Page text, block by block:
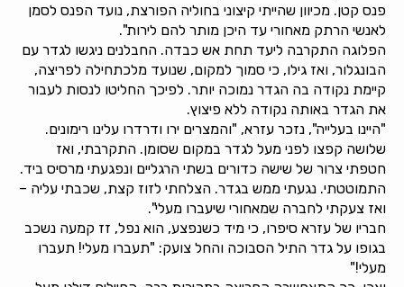
פנס קטן. מכיוון שהייתי קיצוני בחוליה הפורצת, נועד הפנס לסמן
לאנשי הרתק מאחורי עד היכן מותר להם לירות".
הפלוגה התקרבה ליעד תחת אש כבדה. החבלנים ניגשו לגדר עם
הבונגלור, ואז גילו, כי סמוך למקום, שנועד מלכתחילה לפריצה,
קיימת נקודה בה הגדר נמוכה יותר. לפיכך החליטו לנסות לעבור
את הגדר באותה נקודה ללא פיצוץ.
"היינו בעלייה", נזכר עזרא, "והמצרים ירו ודרדרו עלינו רימונים.
שלושה קפצו לפני מעל לגדר במקום שסומן. התקרבתי, ואז
חטפתי צרור של שישה כדורים בשתי הרגליים ונפגעתי מרסיס ביד.
התמוטטתי. נגעתי ממש בגדר. הצלחתי לזוז קצת, שכבתי עליה –
ואז צעקתי לחברה שמאחורי שיעברו מעלי".
חבריו של עזרא סיפרו, כי מיד כשנפצע, הוא נפל, זז קמעה נשכב
בגופו על גדר התיל הסבוכה והחל צועק: "תעברו מעלי! תעברו
מעלי!"